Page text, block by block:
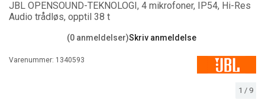
1 / 9
JBL OPENSOUND-TEKNOLOGI, 4 mikrofoner, IP54, Hi-Res
Audio trådløs, opptil 38 t
(0 anmeldelser)Skriv anmeldelse
Varenummer: 1340593